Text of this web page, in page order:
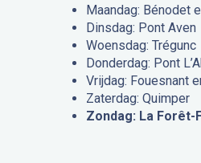
Maandag: Bénodet
Dinsdag: Pont Aven
Woensdag: Trégunc
Donderdag: Pont
Vrijdag: Fouesnant
Zaterdag: Quimper
Zondag: La Forêt-